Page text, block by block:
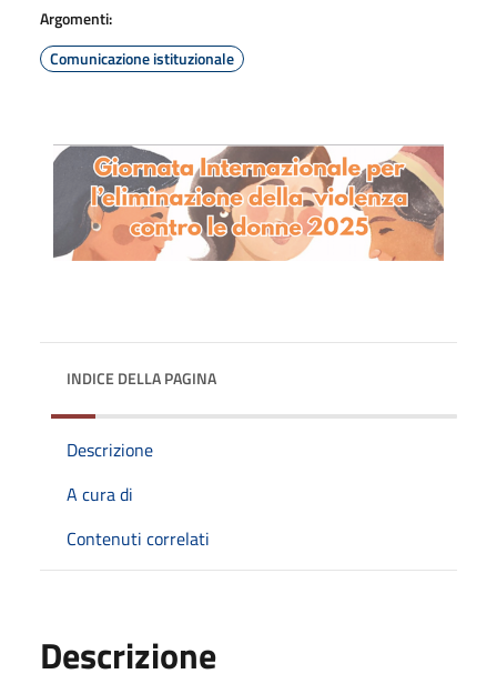
Argomenti:
Comunicazione istituzionale
INDICE DELLA PAGINA
Descrizione
A cura di
Contenuti correlati
Descrizione